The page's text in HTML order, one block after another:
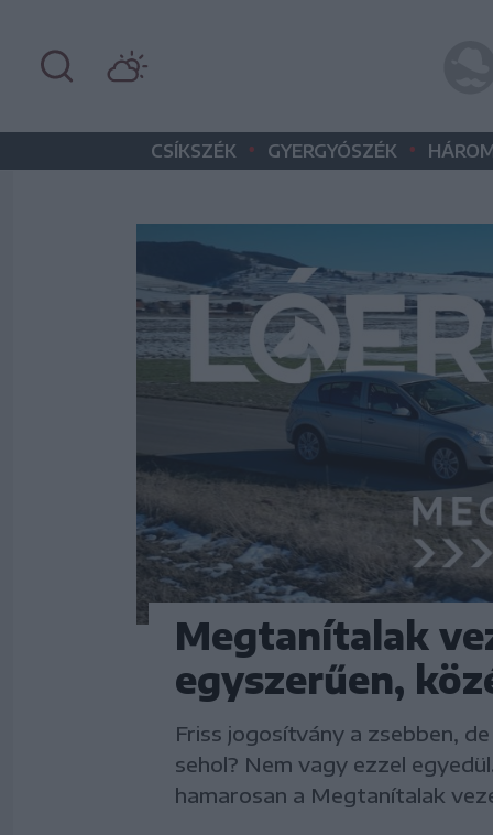
CSÍKSZÉK • GYERGYÓSZÉK •
Megtanítalak
egyszerűen,
Friss jogosítvány a zsebben,
sehol? Nem vagy ezzel
hamarosan a Megtanítalak